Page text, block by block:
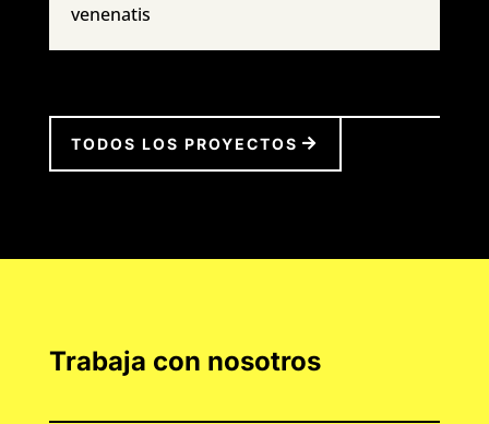
venenatis
TODOS LOS PROYECTOS
Trabaja con nosotros